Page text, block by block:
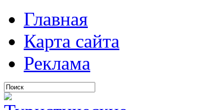
Главная
Карта сайта
Реклама